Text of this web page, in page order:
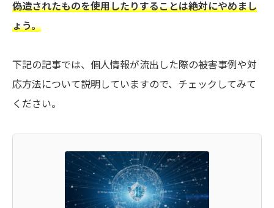
偽造されたものを使用したりすることは絶対にやめまし
ょう。
下記の記事では、個人情報が流出した際の被害事例や対
応方法について説明していますので、チェックしてみて
ください。